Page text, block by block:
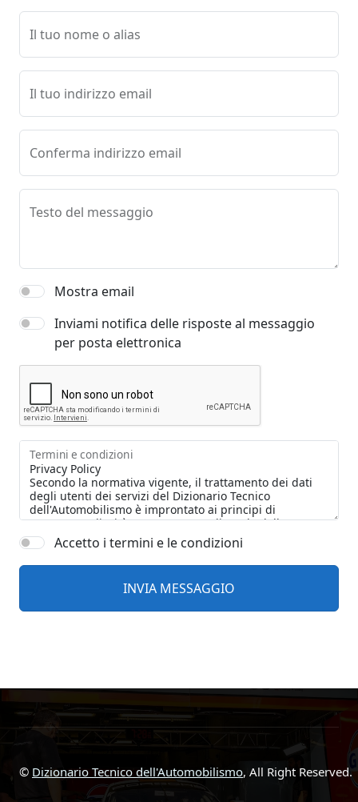
Il tuo nome o alias
Il tuo indirizzo email
Conferma indirizzo email
Testo del messaggio
Mostra email
Inviami notifica delle risposte al messaggio
per posta elettronica
Termini e condizioni
Accetto i termini e le condizioni
© Dizionario Tecnico dell'Automobilismo, All Right Reserved.